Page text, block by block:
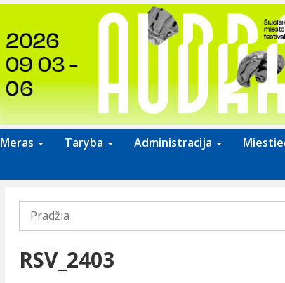
Meras Taryba Administracija
Pradžia
RSV_2403